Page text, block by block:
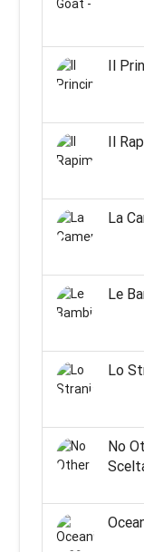
Il
Il
La
Le
Lo
No